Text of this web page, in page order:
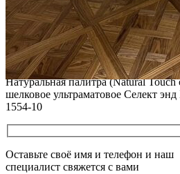
РЕСТАВРАЦИЯ НЕБОЛЬШИХ
ПОЛЫ, ПОКРЫТЫЕ МАСЛОМ И
Читать полностью
12.01.2026
Все новости о Coswick
Модульный паркет COSWICK Дуб
Натуральная палитра (Natural
шелковое ультраматовое Селект
1554-10
Оставьте своё имя и телефон и наш
специалист свяжется с вами